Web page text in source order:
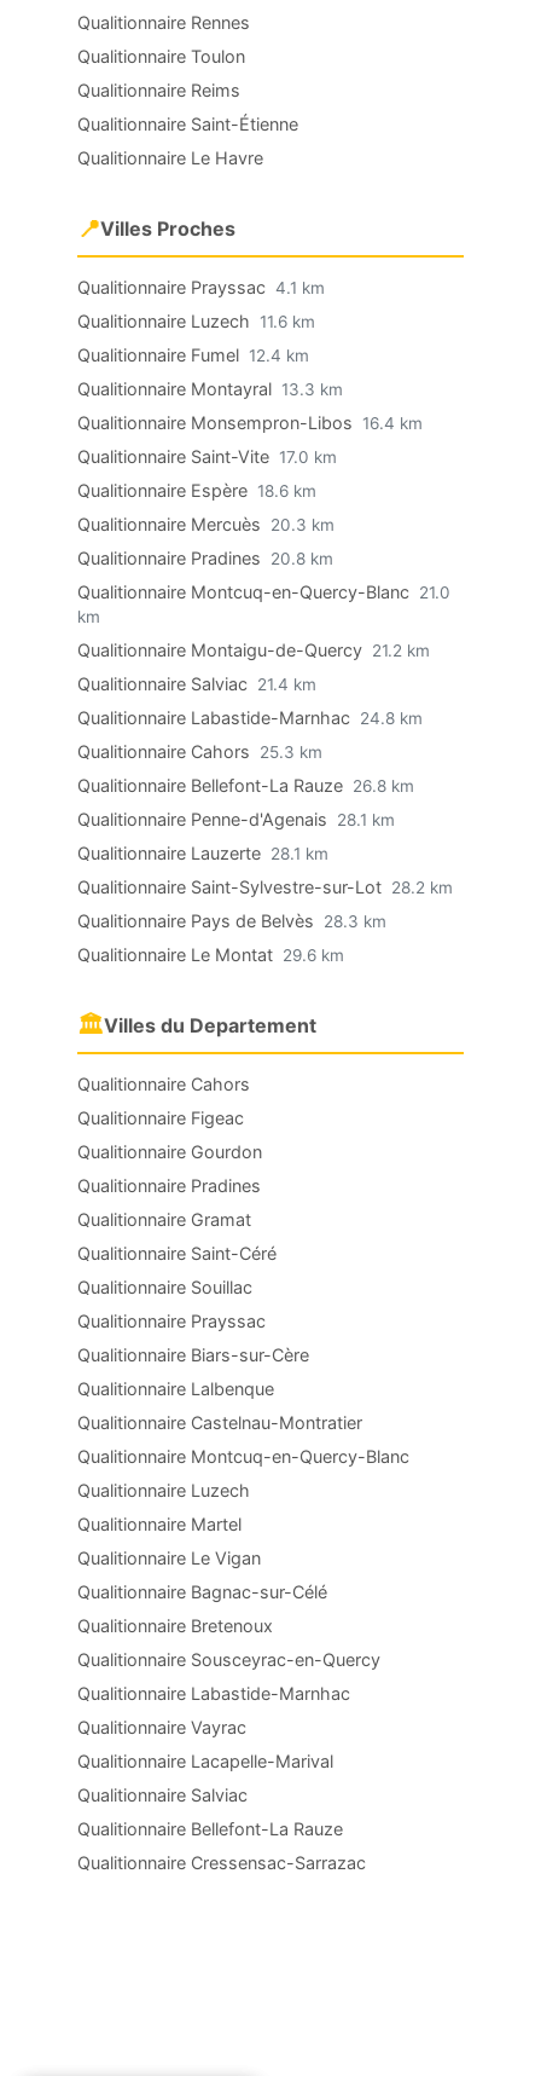
Qualitionnaire Rennes
Qualitionnaire Toulon
Qualitionnaire Reims
Qualitionnaire Saint-Étienne
Qualitionnaire Le Havre
📍Villes Proches
Qualitionnaire Prayssac 4.1 km
Qualitionnaire Luzech 11.6 km
Qualitionnaire Fumel 12.4 km
Qualitionnaire Montayral 13.3 km
Qualitionnaire Monsempron-Libos 16.4 km
Qualitionnaire Saint-Vite 17.0 km
Qualitionnaire Espère 18.6 km
Qualitionnaire Mercuès 20.3 km
Qualitionnaire Pradines 20.8 km
Qualitionnaire Montcuq-en-Quercy-Blanc 21.0
km
Qualitionnaire Montaigu-de-Quercy 21.2 km
Qualitionnaire Salviac 21.4 km
Qualitionnaire Labastide-Marnhac 24.8 km
Qualitionnaire Cahors 25.3 km
Qualitionnaire Bellefont-La Rauze 26.8 km
Qualitionnaire Penne-d'Agenais 28.1 km
Qualitionnaire Lauzerte 28.1 km
Qualitionnaire Saint-Sylvestre-sur-Lot 28.2 km
Qualitionnaire Pays de Belvès 28.3 km
Qualitionnaire Le Montat 29.6 km
🏛Villes du Departement
Qualitionnaire Cahors
Qualitionnaire Figeac
Qualitionnaire Gourdon
Qualitionnaire Pradines
Qualitionnaire Gramat
Qualitionnaire Saint-Céré
Qualitionnaire Souillac
Qualitionnaire Prayssac
Qualitionnaire Biars-sur-Cère
Qualitionnaire Lalbenque
Qualitionnaire Castelnau-Montratier
Qualitionnaire Montcuq-en-Quercy-Blanc
Qualitionnaire Luzech
Qualitionnaire Martel
Qualitionnaire Le Vigan
Qualitionnaire Bagnac-sur-Célé
Qualitionnaire Bretenoux
Qualitionnaire Sousceyrac-en-Quercy
Qualitionnaire Labastide-Marnhac
Qualitionnaire Vayrac
Qualitionnaire Lacapelle-Marival
Qualitionnaire Salviac
Qualitionnaire Bellefont-La Rauze
Qualitionnaire Cressensac-Sarrazac